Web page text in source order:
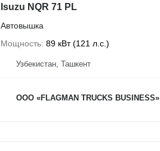
Isuzu NQR 71 PL
Автовышка
Мощность 89 кВт (121 л.с.)
Узбекистан, Ташкент
ООО «FLAGMAN TRUCKS BUSINESS»